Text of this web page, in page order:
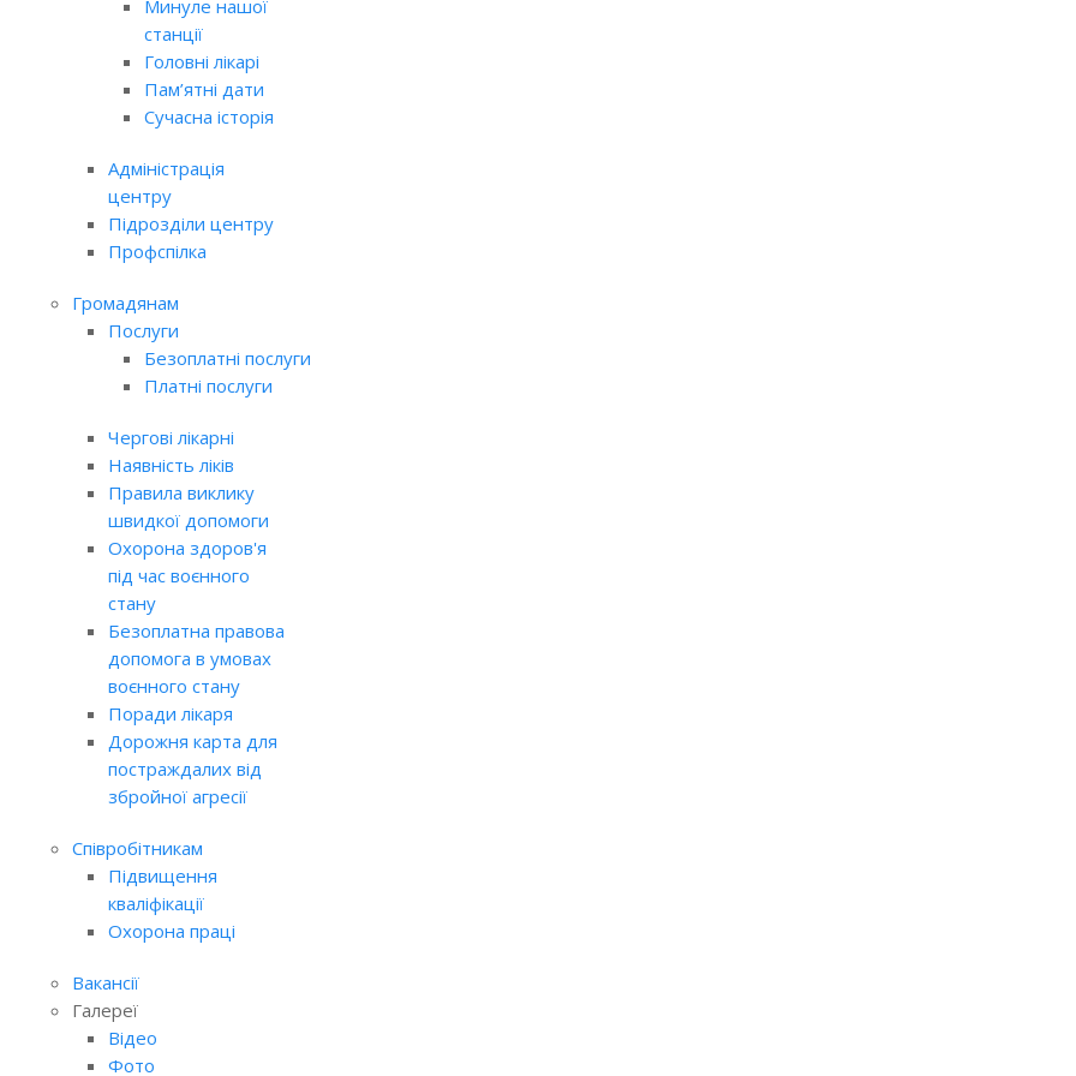
Минуле нашої
станції
Головні лікарі
Пам’ятні дати
Сучасна історія
Адміністрація
центру
Підрозділи центру
Профспілка
Громадянам
Послуги
Безоплатні послуги
Платні послуги
Чергові лікарні
Наявність ліків
Правила виклику
швидкої допомоги
Охорона здоров'я
під час воєнного
стану
Безоплатна правова
допомога в умовах
воєнного стану
Поради лікаря
Дорожня карта для
постраждалих від
збройної агресії
Співробітникам
Підвищення
кваліфікації
Охорона праці
Вакансії
Галереї
Відео
Фото